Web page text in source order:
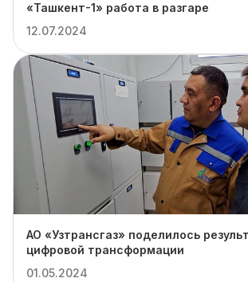
«Ташкент-1» работа в разгаре
12.07.2024
АО «Узтрансгаз» поделилось
цифровой трансформации
01.05.2024